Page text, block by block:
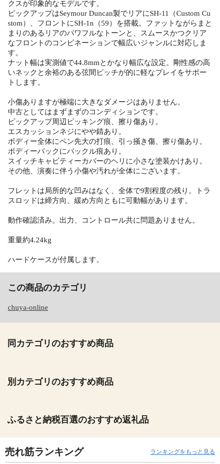
クスが印象的なモデルです。
ピックアップはSeymour Duncan製でリアにSH-11（Custom Cu
stom）、フロントにSH-1n（59）を搭載。ファットながらまと
まりのあるリアのパワフルなトーンと、スムースかつクリア
なフロントのコンビネーションで幅広いジャンルに対応しま
す。
ナット幅は実測値で44.8mmとかなり幅広な設定。剛性感の高
いネックと余裕のある弦間ピッチが的に軽なプレイをサポー
トします。
小傷ありますが極端に大きなダメージはありません。
中古としてはまずまずのコンディションです。
ピックアップ周辺ピッキング痕、擦り傷あり。
エスカッションネジにやや錆あり。
ボディー全体にペン先大の打痕、引っ掻き傷、擦り傷あり。
ボディーバックにバックル痕あり。
スイッチキャビティーカバーのヘリに小さな塗装かけあり。
その他、演奏に伴う小傷や汚れが全体にございます。
フレットは局所的な凹みはなく、全体で9割程度の残り。トラ
スロッドは締方向、緩め方向ともに可動幅があります。
動作確認済み。出力、コントロール共に問題ありません。
重量約4.24kg
ハードケースが付属します。
この商品のカテゴリ
chuya-online
同カテゴリのおすすめ商品
別カテゴリのおすすめ商品
ふるさと納税百選のおすすめ返礼品
売れ筋ランキング ランキングをもっと見る